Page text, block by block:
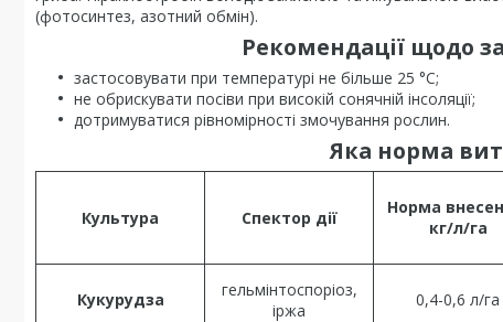
(фотосинтез, азотний обмін).
Рекомендації щодо
застосовувати при температурі не більше 25 °С;
не обрискувати посіви при високій сонячній інсоляції;
дотримуватися рівномірності змочування рослин.
Яка норма
Культура Спектор дії
Норма
кг/л/га
Кукурудза
гельмінтоспоріоз,
іржа
0,4-0,6 л/га